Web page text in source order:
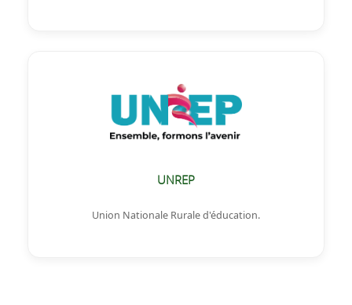
UNREP
Union Nationale Rurale d'éducation.